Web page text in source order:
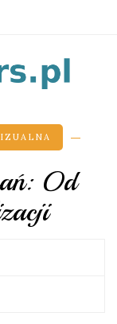
Od